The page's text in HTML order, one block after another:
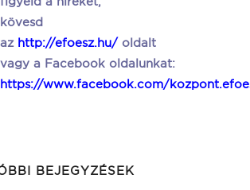
kövesd
az http://efoesz.hu/oldalt
vagy a Facebook oldalunkat:
https://www.facebook.com/
BEJEGYZÉSEK